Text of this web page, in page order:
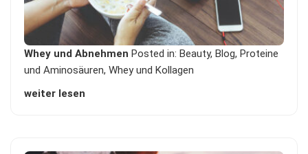
Whey und Abnehmen Posted in: Beauty,Blog,Proteine
und Aminosäuren,Whey und Kollagen
weiter lesen